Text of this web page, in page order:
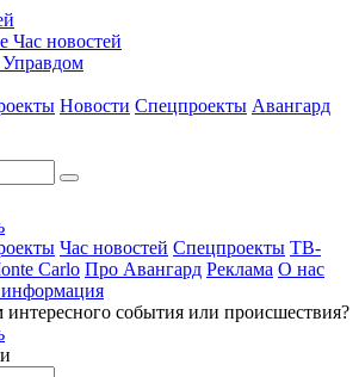
Час новостей
Управдом
Новости Спецпроекты Авангард
Час новостей Спецпроекты ТВ-
Carlo Про Авангард Реклама О нас
события или происшествия?